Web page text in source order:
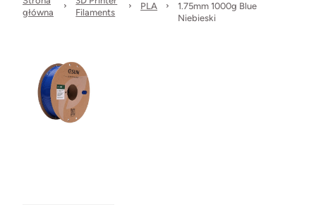
główna
Filaments
PLA
1.75mm 1000g Blue
Niebieski